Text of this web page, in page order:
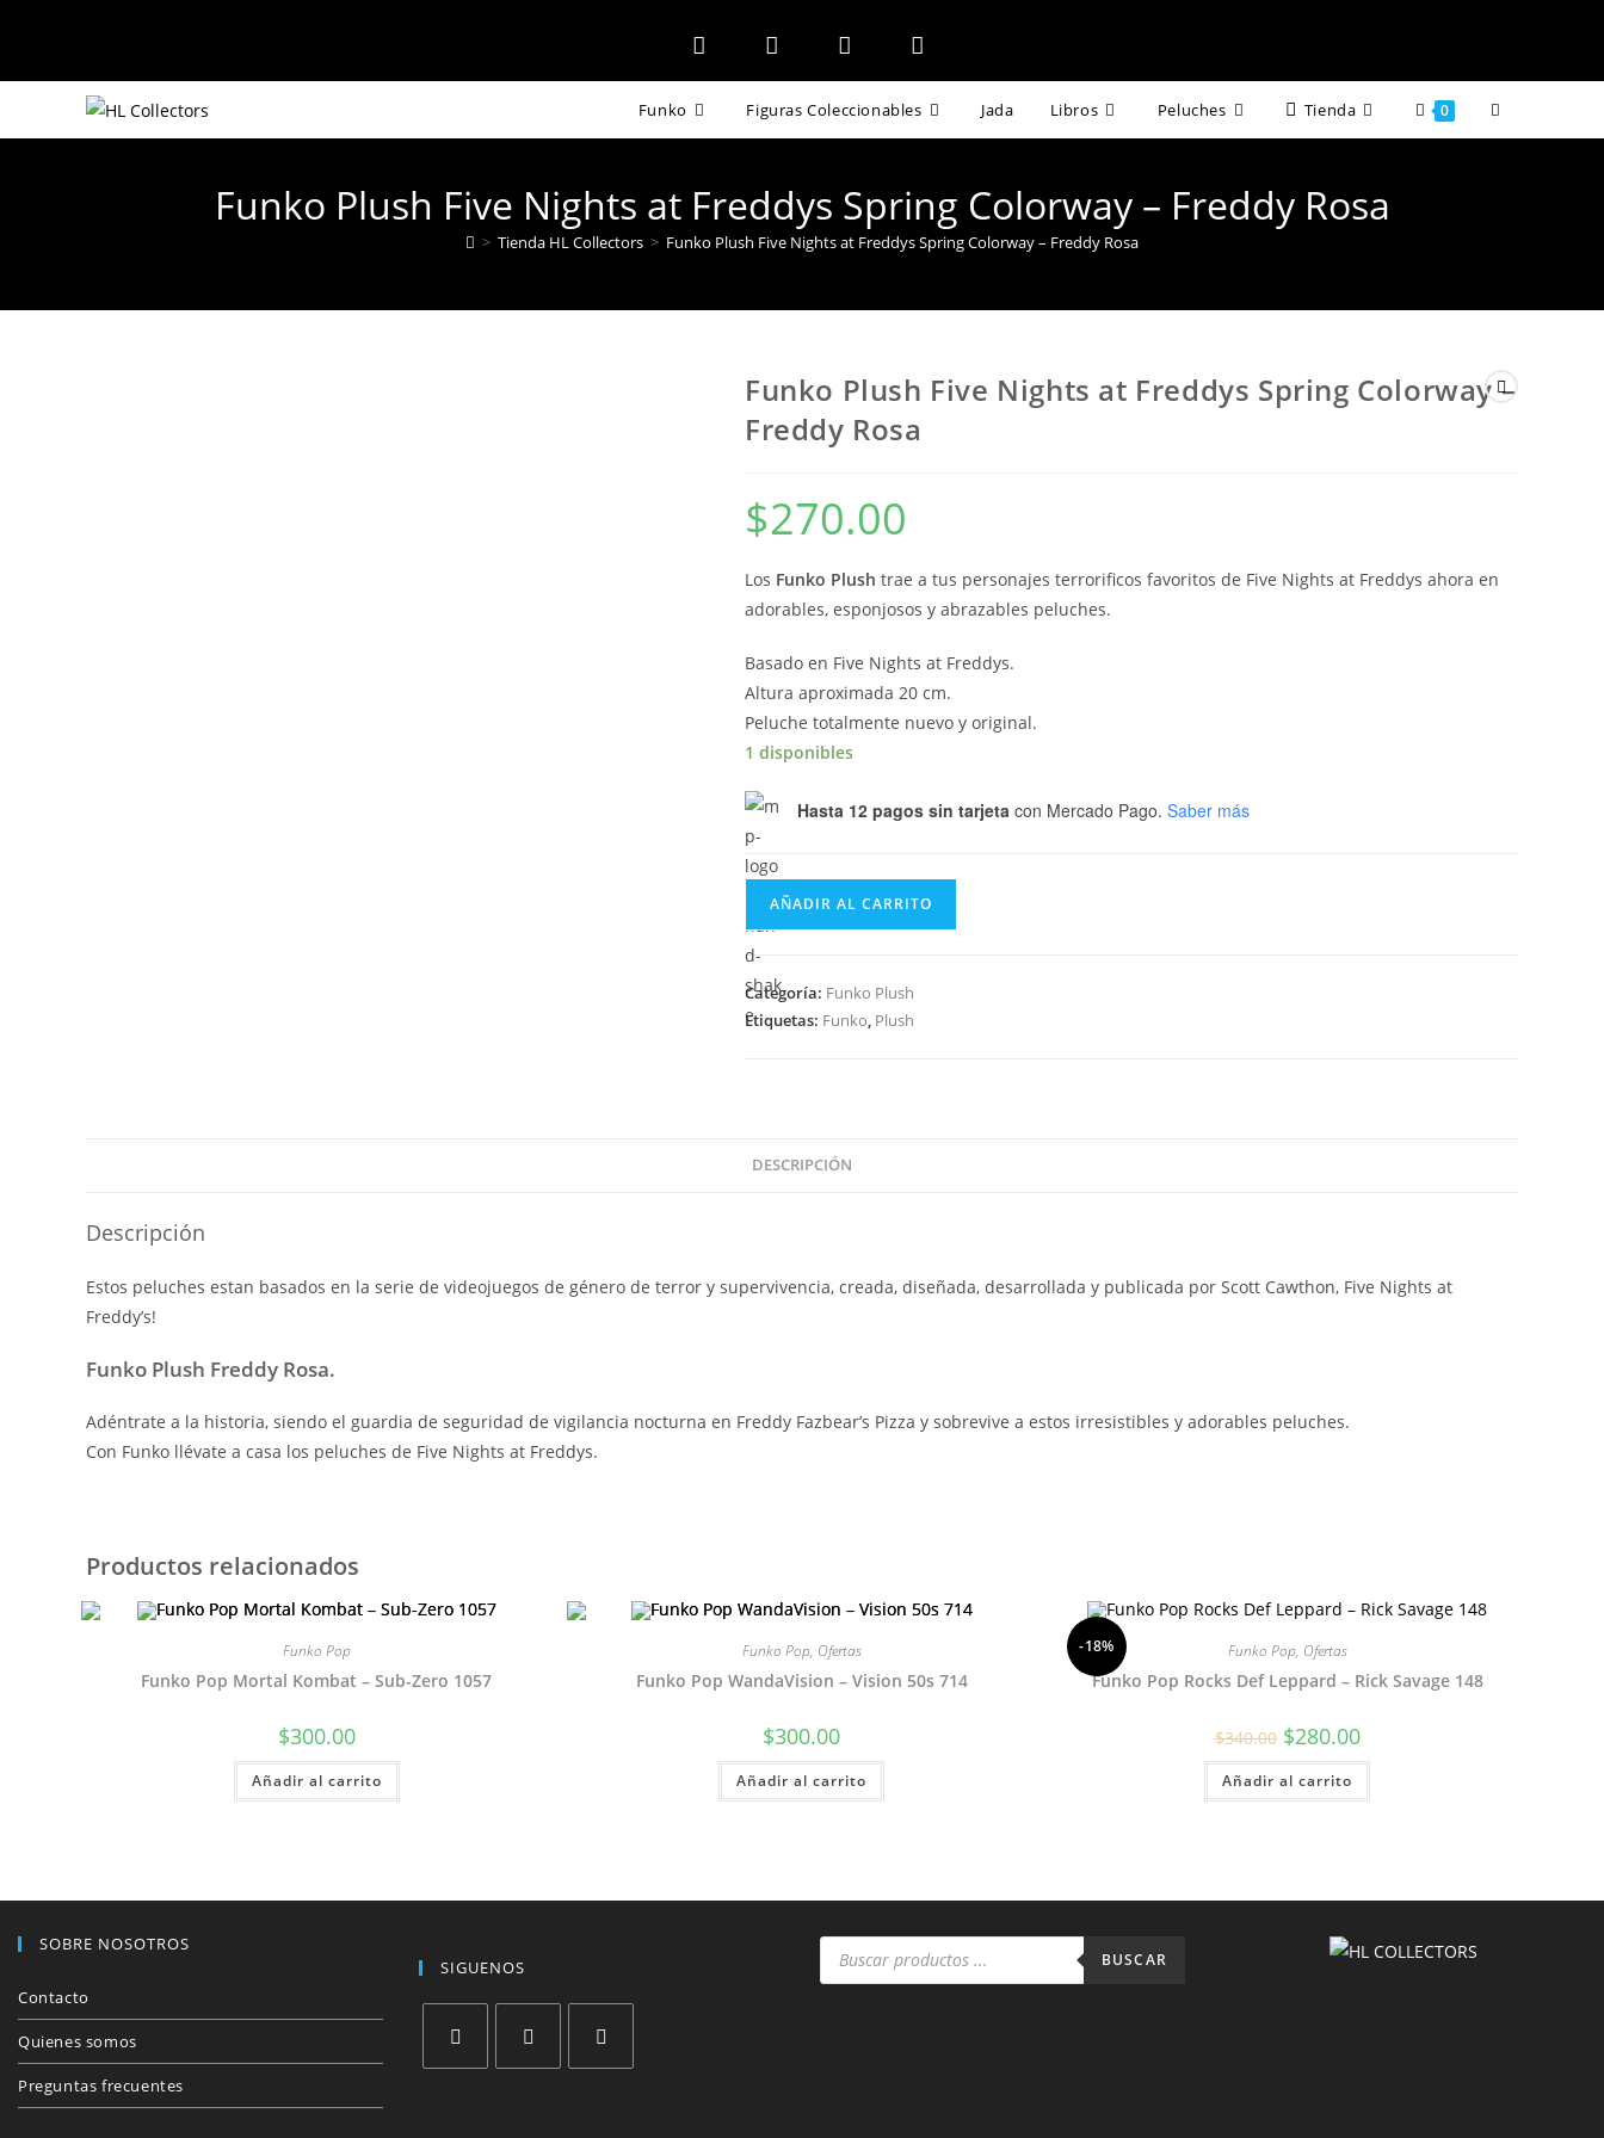
Funko Figuras Coleccionables Jada Libros Peluches Tienda 0 Alternar
Funko Plush Five Nights at Freddys Spring Colorway – Freddy Rosa
> Tienda HL Collectors > Funko Plush Five Nights at Freddys Spring Colorway – Freddy Rosa
Funko Plush Five Nights at Freddys Spring Colorway –
Freddy Rosa
$270.00
Los Funko Plush trae a tus personajes terrorificos favoritos de Five Nights at Freddys ahora en
adorables, esponjosos y abrazables peluches.
Basado en Five Nights at Freddys.
Altura aproximada 20 cm.
Peluche totalmente nuevo y original.
1 disponibles
Hasta 12 pagos sin tarjeta con Mercado Pago. Saber más
Funko
Five
Nights
at
Freddy
AÑADIR AL CARRITO
Categoría: Funko Plush
Etiquetas: Funko, Plush
DESCRIPCIÓN
Descripción
Estos peluches estan basados en la serie de videojuegos de género de terror y supervivencia, creada, diseñada, desarrollada y publicada por Scott Cawthon, Five Nights at
Freddy’s!
Funko Plush Freddy Rosa.
Adéntrate a la historia, siendo el guardia de seguridad de vigilancia nocturna en Freddy Fazbear’s Pizza y sobrevive a estos irresistibles y adorables peluches.
Con Funko llévate a casa los peluches de Five Nights at Freddys.
Productos relacionados
Funko Pop
Funko Pop Mortal Kombat – Sub-Zero 1057
$300.00
Añadir al carrito
Funko Pop, Ofertas
Funko Pop WandaVision – Vision 50s 714
$300.00
Añadir al carrito
-18% Funko Pop, Ofertas
Funko Pop Rocks Def Leppard – Rick Savage 148
$340.00 El
precio
original
era:
$340.00.
$280.00El
precio
actual
$280.00.
Añadir al carrito
SOBRE NOSOTROS
Contacto
Quienes somos
Preguntas frecuentes
SIGUENOS
Búsqueda
productos
BUSCAR